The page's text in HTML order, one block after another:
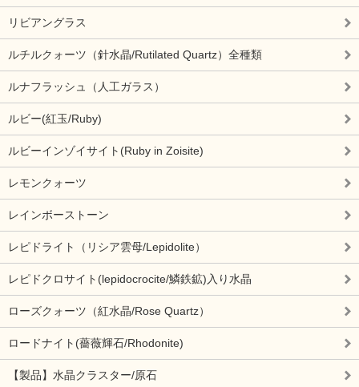
リビアングラス
ルチルクォーツ（針水晶/Rutilated Quartz）全種類
ルナフラッシュ（人工ガラス）
ルビー(紅玉/Ruby)
ルビーインゾイサイト(Ruby in Zoisite)
レモンクォーツ
レインボーストーン
レピドライト（リシア雲母/Lepidolite）
レピドクロサイト(lepidocrocite/鱗鉄鉱)入り水晶
ローズクォーツ（紅水晶/Rose Quartz）
ロードナイト(薔薇輝石/Rhodonite)
【製品】水晶クラスター/原石